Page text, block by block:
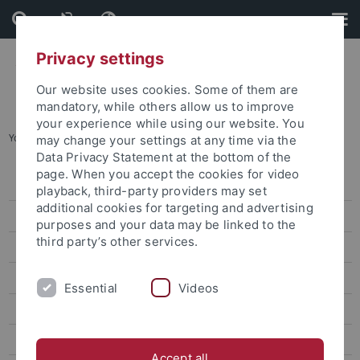
Skip
to
content
Skip
to
footer
You are here: Startseite ... Podcasts
Pressemitteilungen
attempto online
Newsletter Uni Tübingen aktuell
Forschungsmagazin Attempto
Social Media
Privacy settings
Our website uses cookies. Some of them are
mandatory, while others allow us to improve
your experience while using our website. You
may change your settings at any time via the
Data Privacy Statement at the bottom of the
page. When you accept the cookies for video
playback, third-party providers may set
additional cookies for targeting and advertising
purposes and your data may be linked to the
third party’s other services.
Essential Videos